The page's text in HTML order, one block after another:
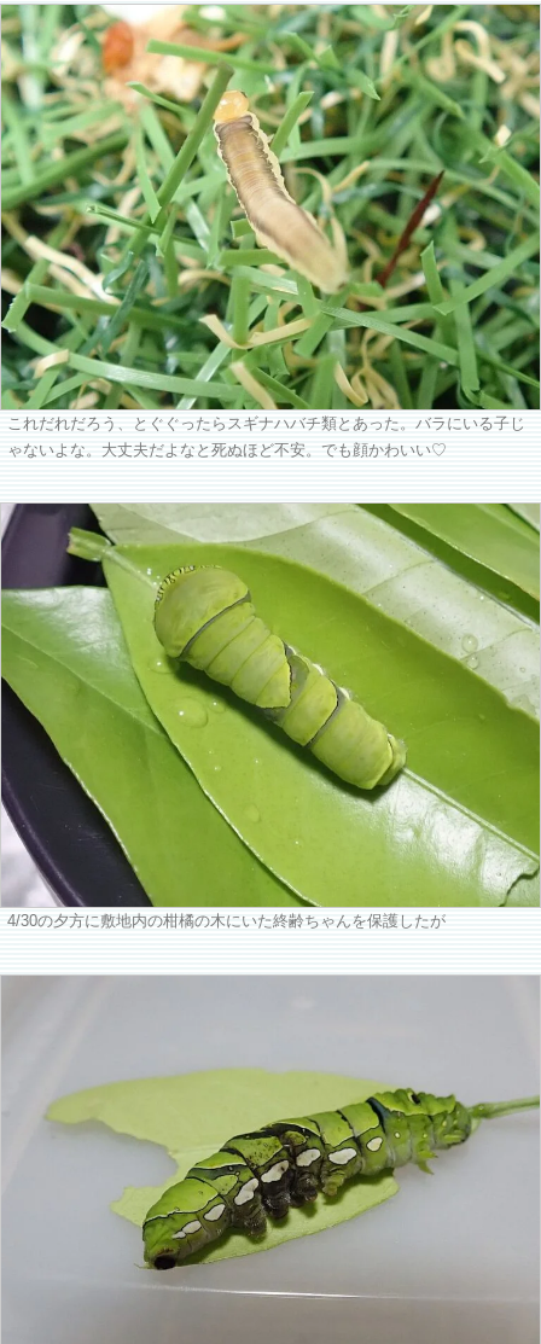
これだれだろう、とぐぐったらスギナハバチ類とあった。バラにいる子じ
ゃないよな。大丈夫だよなと死ぬほど不安。でも顔かわいい♡
4/30の夕方に敷地内の柑橘の木にいた終齢ちゃんを保護したが